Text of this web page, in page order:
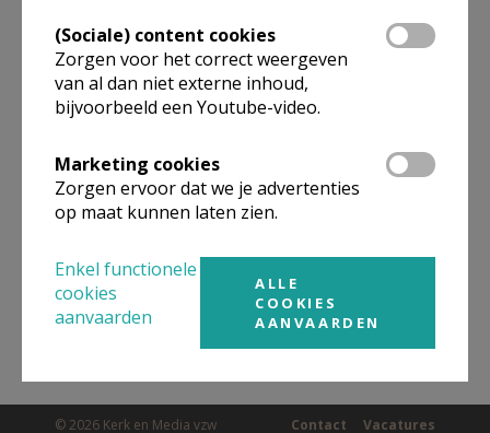
Omgeving
Niet gevonden wat je zocht? Hier vind je
links naar kerken, eventueel van andere
organisaties, in de buurt.
© 2026 Kerk en Media vzw Vacatures
Contact
(Sociale) content cookies
Zorgen voor het correct weergeven
van al dan niet externe inhoud,
bijvoorbeeld een Youtube-video.
Marketing cookies
Zorgen ervoor dat we je advertenties
op maat kunnen laten zien.
Enkel functionele
cookies
aanvaarden
ALLE
COOKIES
AANVAARDEN